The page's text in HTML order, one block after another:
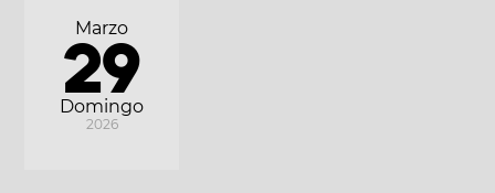
Domingo
Marzo
29
2026